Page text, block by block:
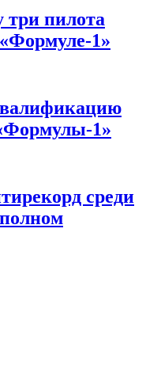
три пилота
1»
1»
среди